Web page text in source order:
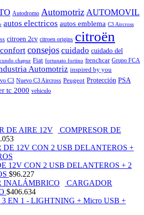
Autodromo Automotriz AUTOMOVIL
autos electricos autos emblema C3 Aircross
citroen 2cv citroen origins citroën
confort consejos cuidado cuidado del
chapur Fiat fortunato fortino frenchcar Grupo FCA
Automotriz inspired by you
C3 Nuevo C3 Aircross Peugeot Protección PSA
tc 2000 vehiculo
COMPRESOR DE
12V CON 2 USB DELANTEROS + 2
$96.227
CARGADOR
$406.634